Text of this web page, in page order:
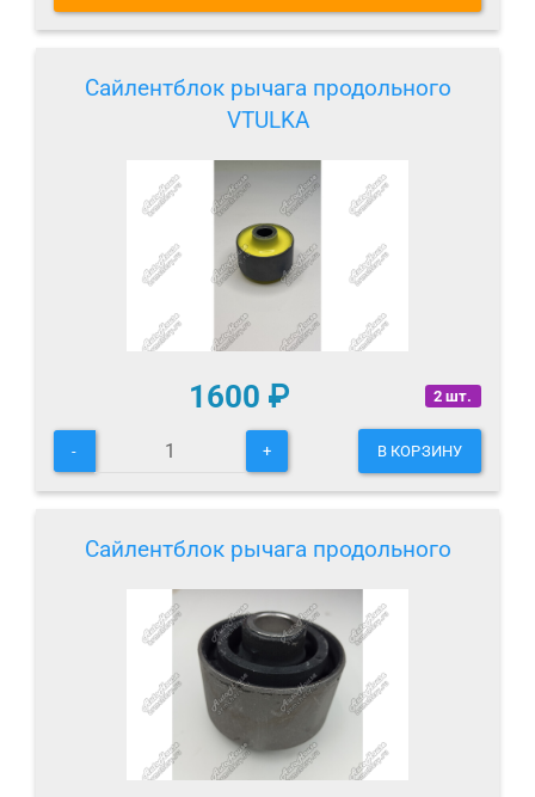
Сайлентблок рычага продольного
VTULKA
2 шт.
1600 ₽
- + В КОРЗИНУ
Сайлентблок рычага продольного